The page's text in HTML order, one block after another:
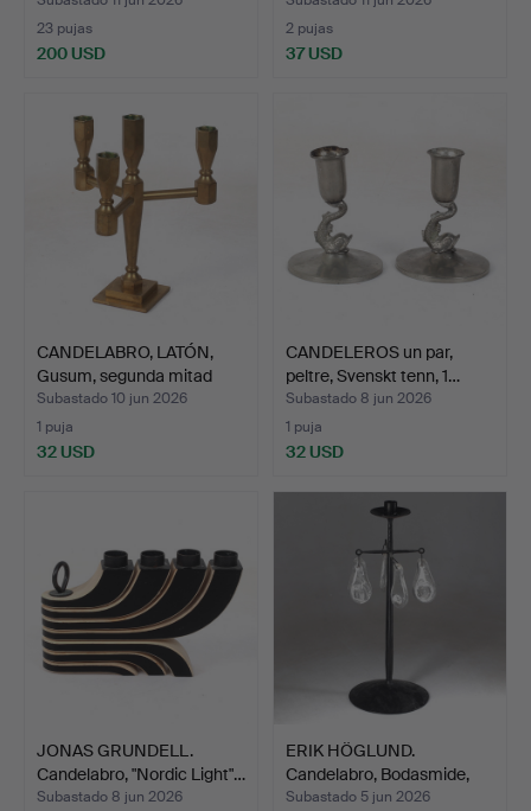
23 pujas
200 USD
2 pujas
37 USD
CANDELABRO, LATÓN,
Gusum, segunda mitad
de…
Subastado 10 jun 2026
1 puja
32 USD
CANDELEROS un par,
peltre, Svenskt tenn, 1…
Subastado 8 jun 2026
1 puja
32 USD
JONAS GRUNDELL.
Candelabro, "Nordic Light"…
Subastado 8 jun 2026
ERIK HÖGLUND.
Candelabro, Bodasmide,
siglo…
Subastado 5 jun 2026